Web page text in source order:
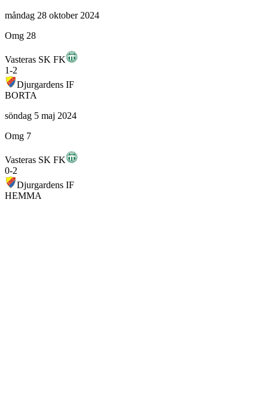
måndag 28 oktober 2024
Omg 28
Vasteras SK FK
1-2
Djurgardens IF
BORTA
söndag 5 maj 2024
Omg 7
Vasteras SK FK
0-2
Djurgardens IF
HEMMA